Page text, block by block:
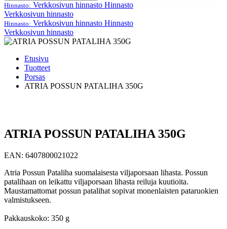
Hinnasto: Verkkosivun hinnasto Hinnasto
Verkkosivun hinnasto
Hinnasto: Verkkosivun hinnasto Hinnasto
Verkkosivun hinnasto
Etusivu
Tuotteet
Porsas
ATRIA POSSUN PATALIHA 350G
ATRIA POSSUN PATALIHA 350G
EAN: 6407800021022
Atria Possun Pataliha suomalaisesta viljaporsaan lihasta. Possun
patalihaan on leikattu viljaporsaan lihasta reiluja kuutioita.
Maustamattomat possun patalihat sopivat monenlaisten pataruokien
valmistukseen.
Pakkauskoko: 350 g